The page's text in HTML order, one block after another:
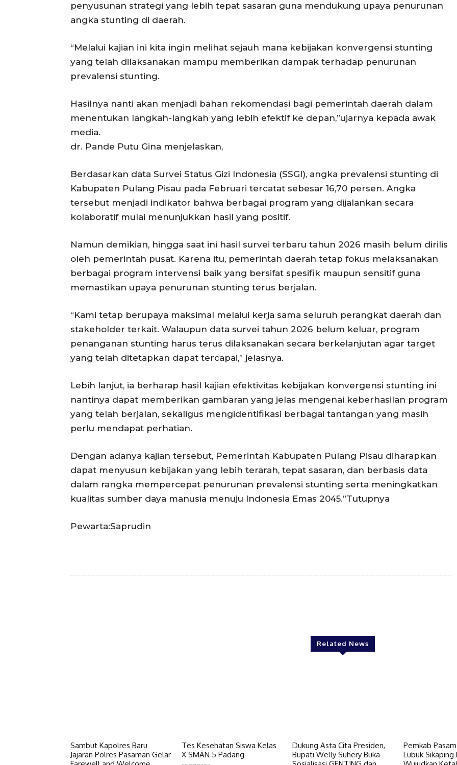
penyusunan strategi yang lebih tepat sasaran guna mendukung upaya penurunan
angka stunting di daerah.
“Melalui kajian ini kita ingin melihat sejauh mana kebijakan konvergensi stunting
yang telah dilaksanakan mampu memberikan dampak terhadap penurunan
prevalensi stunting.
Hasilnya nanti akan menjadi bahan rekomendasi bagi pemerintah daerah dalam
menentukan langkah-langkah yang lebih efektif ke depan,”ujarnya kepada awak
media.
dr. Pande Putu Gina menjelaskan,
Berdasarkan data Survei Status Gizi Indonesia (SSGI), angka prevalensi stunting di
Kabupaten Pulang Pisau pada Februari tercatat sebesar 16,70 persen. Angka
tersebut menjadi indikator bahwa berbagai program yang dijalankan secara
kolaboratif mulai menunjukkan hasil yang positif.
Namun demikian, hingga saat ini hasil survei terbaru tahun 2026 masih belum dirilis
oleh pemerintah pusat. Karena itu, pemerintah daerah tetap fokus melaksanakan
berbagai program intervensi baik yang bersifat spesifik maupun sensitif guna
memastikan upaya penurunan stunting terus berjalan.
“Kami tetap berupaya maksimal melalui kerja sama seluruh perangkat daerah dan
stakeholder terkait. Walaupun data survei tahun 2026 belum keluar, program
penanganan stunting harus terus dilaksanakan secara berkelanjutan agar target
yang telah ditetapkan dapat tercapai,” jelasnya.
Lebih lanjut, ia berharap hasil kajian efektivitas kebijakan konvergensi stunting ini
nantinya dapat memberikan gambaran yang jelas mengenai keberhasilan program
yang telah berjalan, sekaligus mengidentifikasi berbagai tantangan yang masih
perlu mendapat perhatian.
Dengan adanya kajian tersebut, Pemerintah Kabupaten Pulang Pisau diharapkan
dapat menyusun kebijakan yang lebih terarah, tepat sasaran, dan berbasis data
dalam rangka mempercepat penurunan prevalensi stunting serta meningkatkan
kualitas sumber daya manusia menuju Indonesia Emas 2045.”Tutupnya
Pewarta:Saprudin
Related News
Sambut Kapolres Baru
Jajaran Polres Pasaman Gelar
Tes Kesehatan Siswa Kelas
X SMAN 5 Padang
Dukung Asta Cita Presiden,
Bupati Welly Suhery Buka
Pemkab
Lubuk Sikaping